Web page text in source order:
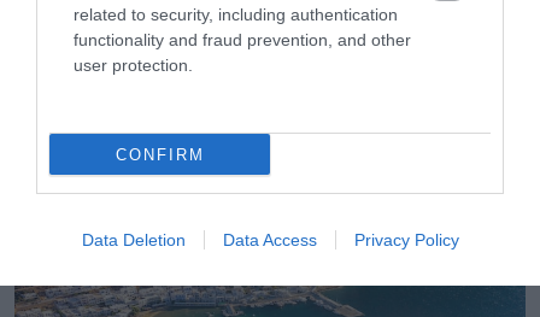
related to security, including authentication
functionality and fraud prevention, and other
user protection.
CONFIRM
Data Deletion Data Access Privacy Policy
08.08.2026
Οι τουρίστες «ψηφίζουν» Ελλάδα και μετά